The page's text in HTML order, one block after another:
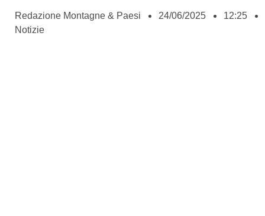
Redazione Montagne & Paesi 24/06/2025
12:25
Notizie